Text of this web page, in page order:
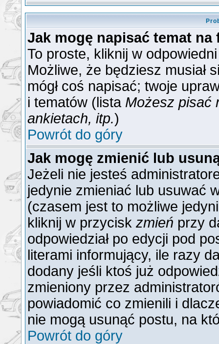
Jak mogę napisać temat na
To proste, kliknij w
Możliwe, że będziesz musiał
mógł coś napisać; twoje
i tematów (lista Możesz pisać
ankietach, itp.)
Powrót do góry
Jak mogę zmienić lub
Jeżeli nie jesteś
jedynie zmieniać lub usuwać
(czasem jest to możliwe
kliknij w przycisk zmień przy
odpowiedział po edycji pod
literami informujący, ile razy
dodany jeśli ktoś już
zmieniony przez
powiadomić co zmienili i
nie mogą usunąć postu, na
Powrót do góry